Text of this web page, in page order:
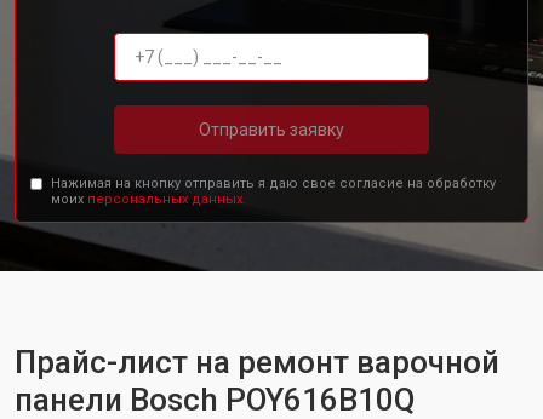
Отправить заявку
Нажимая на кнопку отправить я даю свое согласие на обработку
моих персональных данных.
Прайс-лист на ремонт варочной
панели Bosch POY616B10Q